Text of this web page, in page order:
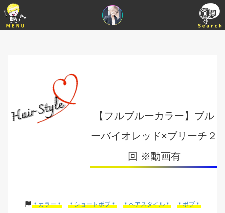
【フルブルーカラー】ブル
ーバイオレッド×ブリーチ２
回 ※動画有
＊カラー＊ ＊ショートボブ＊ ＊ヘアスタイル＊ ＊ボブ＊